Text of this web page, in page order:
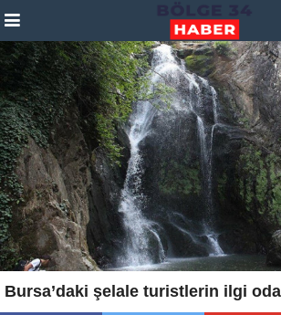
Bursa’daki şelale turistlerin ilgi